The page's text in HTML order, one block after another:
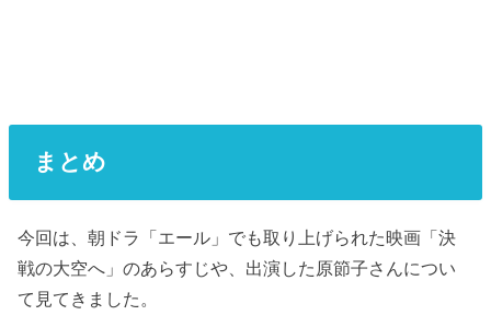
まとめ
今回は、朝ドラ「エール」でも取り上げられた映画「決
戦の大空へ」のあらすじや、出演した原節子さんについ
て見てきました。